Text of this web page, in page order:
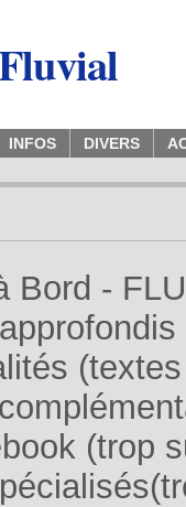
INFOS DIVERS
Bord -
(trop